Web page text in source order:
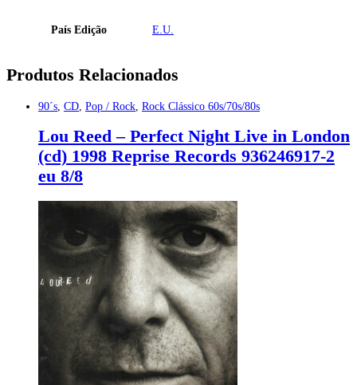
País Edição E.U.
Produtos Relacionados
90´s CD Pop / Rock Rock Clássico 60s/70s/80s
Lou Reed – Perfect Night Live in London
(cd) 1998 Reprise Records 936246917-2
eu 8/8